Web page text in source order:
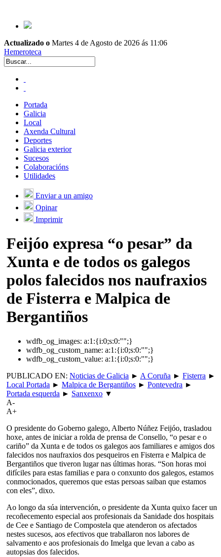
Actualizado o Martes 4 de Agosto de 2026 ás 11:06
Hemeroteca
Portada
Galicia
Local
Axenda Cultural
Deportes
Galicia exterior
Sucesos
Colaboracións
Utilidades
Enviar a un amigo
Opinar
Imprimir
Feijóo expresa “o pesar” da
Xunta e de todos os galegos
polos falecidos nos naufraxios
de Fisterra e Malpica de
Bergantiños
wdfb_og_images: a:1:{i:0;s:0:"";}
wdfb_og_custom_name: a:1:{i:0;s:0:"";}
wdfb_og_custom_value: a:1:{i:0;s:0:"";}
PUBLICADO EN: Noticias de Galicia ► A Coruña ► Fisterra ►
Local Portada ► Malpica de Bergantiños ► Pontevedra ►
Portada esquerda ► Sanxenxo ▼
A-
A+
O presidente do Goberno galego, Alberto Núñez Feijóo, trasladou
hoxe, antes de iniciar a rolda de prensa de Consello, “o pesar e o
cariño” da Xunta e de todos os galegos aos familiares e amigos dos
falecidos nos naufraxios dos pesqueiros en Fisterra e Malpica de
Bergantiños que tiveron lugar nas últimas horas. “Son horas moi
difíciles para estas familias e para o conxunto dos galegos, estamos
conmocionados, queremos que estas persoas saiban que estamos
con eles”, dixo.
Ao longo da súa intervención, o presidente da Xunta quixo facer un
recoñecemento especial aos profesionais da Sanidade dos hospitais
de Cee e Santiago de Compostela que atenderon os afectados
nestes sucesos, aos efectivos que traballaron nos labores de
salvamento e aos profesionais do Imelga que levan a cabo as
autopsias dos falecidos.